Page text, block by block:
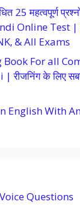
25 महत्वपूर्ण
Online Test |
& All Exams
Book For all
रीजनिंग के लिए
English With
Questions